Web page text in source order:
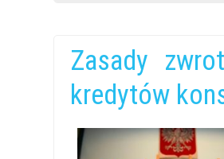
Zasady
kredytów